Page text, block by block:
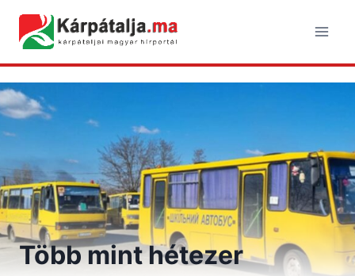
content
Több mint hétezer